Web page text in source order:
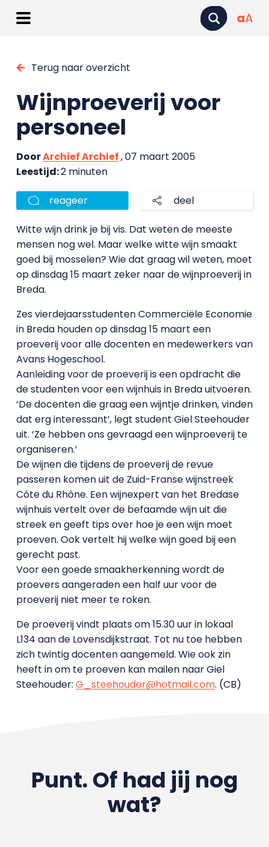
aA
Terug naar overzicht
Wijnproeverij voor
personeel
DoorArchief Archief, 07 maart 2005
Leestijd:2 minuten
reageer deel
Witte wijn drink je bij vis. Dat weten de meeste
mensen nog wel. Maar welke witte wijn smaakt
goed bij mosselen? Wie dat graag wil weten, moet
op dinsdag 15 maart zeker naar de wijnproeverij in
Breda.
Zes vierdejaarsstudenten Commerciële Economie
in Breda houden op dinsdag 15 maart een
proeverij voor alle docenten en medewerkers van
Avans Hogeschool.
Aanleiding voor de proeverij is een opdracht die
de studenten voor een wijnhuis in Breda uitvoeren.
‘De docenten die graag een wijntje drinken, vinden
dat erg interessant’, legt student Giel Steehouder
uit. ‘Ze hebben ons gevraagd een wijnproeverij te
organiseren.’
De wijnen die tijdens de proeverij de revue
passeren komen uit de Zuid-Franse wijnstreek
Côte du Rhône. Een wijnexpert van het Bredase
wijnhuis vertelt over de befaamde wijn uit die
streek en geeft tips over hoe je een wijn moet
proeven. Ook vertelt hij welke wijn goed bij een
gerecht past.
Voor een goede smaakherkenning wordt de
proevers aangeraden een half uur voor de
proeverij niet meer te roken.
De proeverij vindt plaats om 15.30 uur in lokaal
L134 aan de Lovensdijkstraat. Tot nu toe hebben
zich twintig docenten aangemeld. Wie ook zin
heeft in om te proeven kan mailen naar Giel
Steehouder: G_steehouder@hotmail.com. (CB)
Punt. Of had jij nog
wat?